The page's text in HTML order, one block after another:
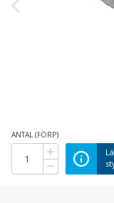
ANTAL (FÖRP)